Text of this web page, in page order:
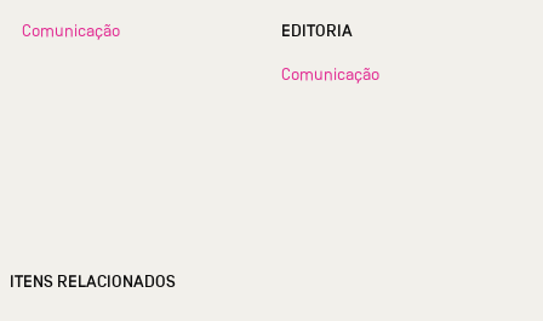
Comunicação EDITORIA
Comunicação
ITENS RELACIONADOS